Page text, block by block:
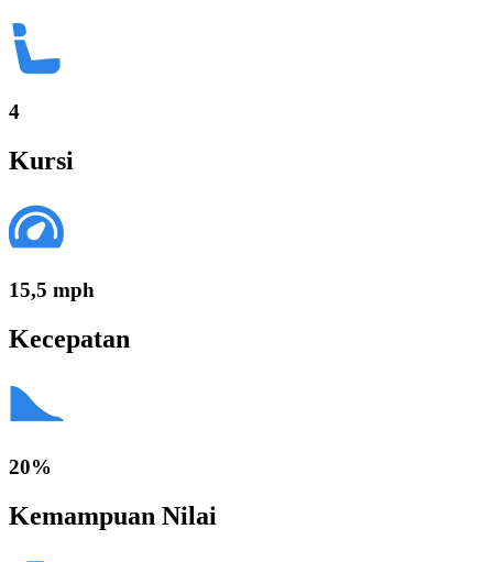
4
Kursi
15,5 mph
Kecepatan
20%
Kemampuan Nilai